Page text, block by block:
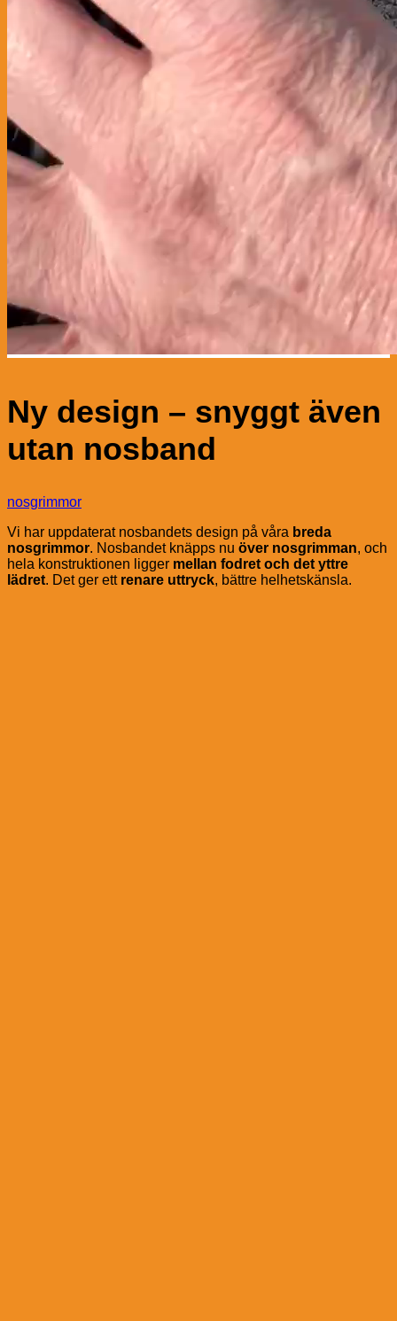
Ny design – snyggt även
utan nosband
nosgrimmor
Vi har uppdaterat nosbandets design på våra breda
nosgrimmor. Nosbandet knäpps nu över nosgrimman, och
hela konstruktionen ligger mellan fodret och det yttre
lädret. Det ger ett renare uttryck, bättre helhetskänsla.